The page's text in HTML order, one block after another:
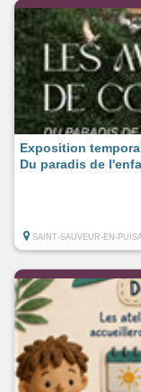
Exposition
Du paradis de
SAINT-SAUVEUR-EN-